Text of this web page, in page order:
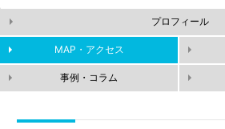
プロフィール
MAP・アクセス
事例・コラム